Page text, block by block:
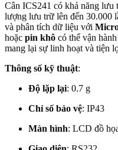
Cân ICS241 có khả năng lưu
lượng lưu trữ lên đến 30.000
và phân tích dữ liệu với
hoặc pin khô có thể vận
mang lại sự linh hoạt và tiện
Thông số kỹ thuật:
Độ lặp lại: 0.7 g
Chỉ số bảo vệ: IP43
Màn hình: LCD đồ